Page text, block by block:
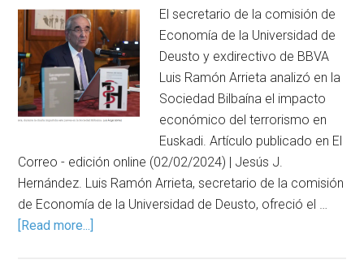
El secretario de la comisión de
Economía de la Universidad de
Deusto y exdirectivo de BBVA
Luis Ramón Arrieta analizó en la
Sociedad Bilbaína el impacto
económico del terrorismo en
Euskadi. Artículo publicado en El
Correo - edición online (02/02/2024) | Jesús J.
Hernández. Luis Ramón Arrieta, secretario de la comisión
de Economía de la Universidad de Deusto, ofreció el …
[Read more...]